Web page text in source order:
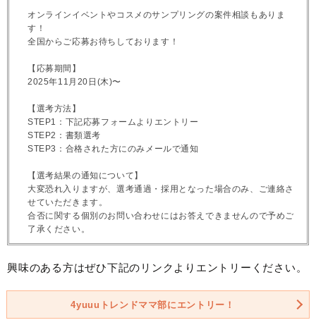
オンラインイベントやコスメのサンプリングの案件相談もありま
す！
全国からご応募お待ちしております！
【応募期間】
2025年11月20日(木)〜
【選考方法】
STEP1：下記応募フォームよりエントリー
STEP2：書類選考
STEP3：合格された方にのみメールで通知
【選考結果の通知について】
大変恐れ入りますが、選考通過・採用となった場合のみ、ご連絡さ
せていただきます。
合否に関する個別のお問い合わせにはお答えできませんので予めご
了承ください。
興味のある方はぜひ下記のリンクよりエントリーください。
4yuuuトレンドママ部にエントリー！